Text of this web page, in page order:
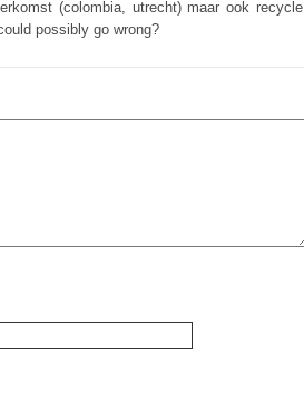
(colombia, utrecht) maar ook recycle
possibly go wrong?